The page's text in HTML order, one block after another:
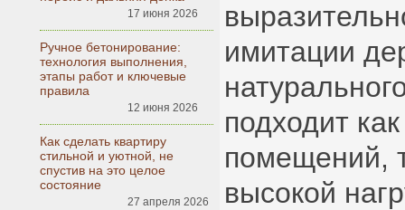
17 июня 2026
Ручное бетонирование:
технология выполнения,
этапы работ и ключевые
правила
12 июня 2026
Как сделать квартиру
стильной и уютной, не
спустив на это целое
состояние
27 апреля 2026
имитации
подходит
помещений,
высокой